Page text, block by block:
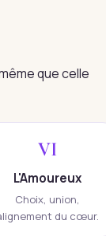
que celle
VI
L'Amoureux
Choix, union,
du cœur.